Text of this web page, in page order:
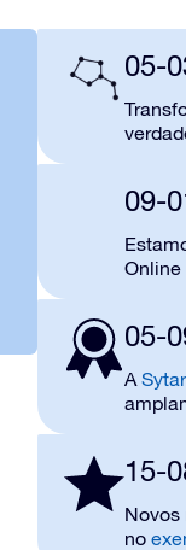
05-
09-
Online
05-
A
15-
Novos
no